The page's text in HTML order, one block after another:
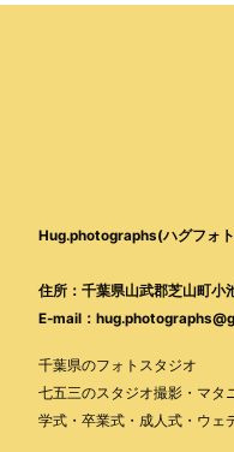
Hug.photographs(ハグフォ
住所：千葉県山武郡芝山町
E-mail：
千葉県のフォトスタジオ
七五三のスタジオ撮影・マタ
学式・卒業式・成人式・ウェ